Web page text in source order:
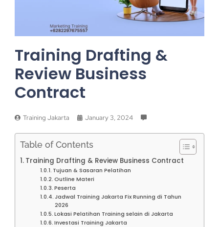
Training Drafting &
Review Business
Contract
Training Jakarta January 3, 2024
Table of Contents
Training Drafting & Review Business Contract
Tujuan & Sasaran Pelatihan
Outline Materi
Peserta
Jadwal Training Jakarta Fix Running di Tahun
2026
Lokasi Pelatihan Training selain di Jakarta
Investasi Training Jakarta